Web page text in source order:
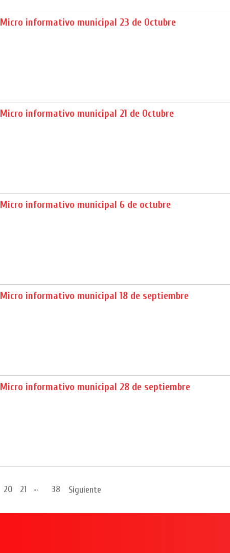
Micro informativo municipal 23 de Octubre
Micro informativo municipal 21 de Octubre
Micro informativo municipal 6 de octubre
Micro informativo municipal 18 de septiembre
Micro informativo municipal 28 de septiembre
20 21 ... 38 Siguiente